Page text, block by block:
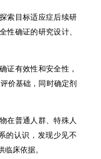
索目标适应症后续研
性确证的研究设计、
证有效性和安全性，
价基础，同时确定剂
在普通人群、特殊人
的认识，发现少见不
临床依据。